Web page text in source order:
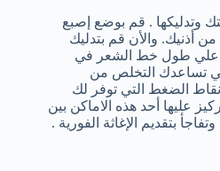
وتدليكها . قم بوضع إصبع
أذنيك. والأن قم بتدليك
علي طول خط الشعر في
تساعدك التخلص من
الضغط التي توفر لك
عليها أحد هذه الاماكن بين
بتقديم الإغاثة الفورية .